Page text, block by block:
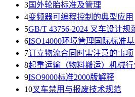
3国外轮胎标准及管理
4变频器可编程控制的典型应用
5GB/T 43756-2024 叉车设计规
6ISO14000环境管理国际标准
7订立物流合同时需注意的事项
8起重运输（物料搬运）机械行
9ISO9000标准2000版解释
10叉车禁用与报废技术规范